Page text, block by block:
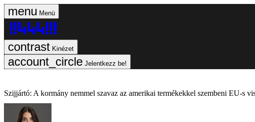
Menü
Kinézet
Jelentkezz be!
Szijjártó: A kormány nemmel szavaz az amerikai termékekkel szembeni EU-s